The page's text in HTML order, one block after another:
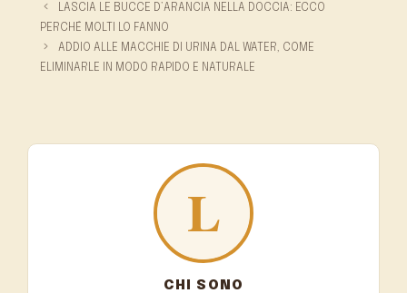
LASCIA LE BUCCE D’ARANCIA NELLA DOCCIA: ECCO
PERCHÉ MOLTI LO FANNO
ADDIO ALLE MACCHIE DI URINA DAL WATER, COME
ELIMINARLE IN MODO RAPIDO E NATURALE
CHI SONO